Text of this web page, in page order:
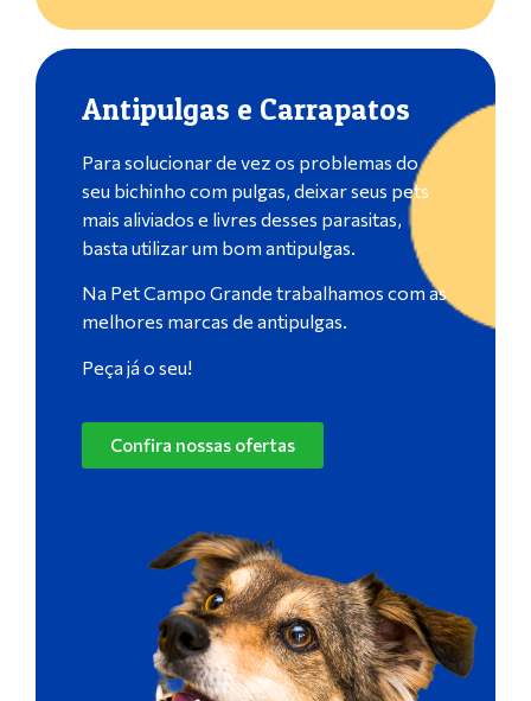
Antipulgas e Carrapatos
Para solucionar de vez os problemas do
seu bichinho com pulgas, deixar seus pets
mais aliviados e livres desses parasitas,
basta utilizar um bom antipulgas.
Na Pet Campo Grande trabalhamos com as
melhores marcas de antipulgas.
Peça já o seu!
Confira nossas ofertas